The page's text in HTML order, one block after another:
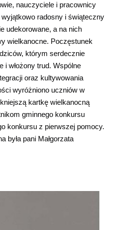
nauczyciele i pracownicy
radosny i świąteczny
udekorowane, a na nich
wielkanocne. Poczęstunek
którym serdecznie
i włożony trud. Wspólne
oraz kultywowania
wyróżniono uczniów w
kartkę wielkanocną
gminnego konkursu
konkursu z pierwszej pomocy.
była pani Małgorzata